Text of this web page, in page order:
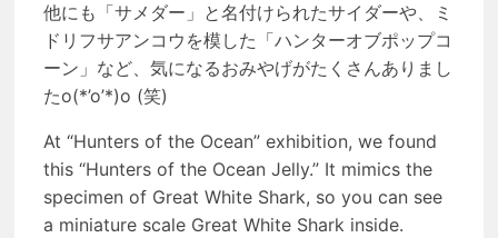
他にも「サメダー」と名付けられたサイダーや、ミ
ドリフサアンコウを模した「ハンターオブポップコ
ーン」など、気になるおみやげがたくさんありまし
たo(*’o’*)o (笑)
At “Hunters of the Ocean” exhibition, we found
this “Hunters of the Ocean Jelly.” It mimics the
specimen of Great White Shark, so you can see
a miniature scale Great White Shark inside.